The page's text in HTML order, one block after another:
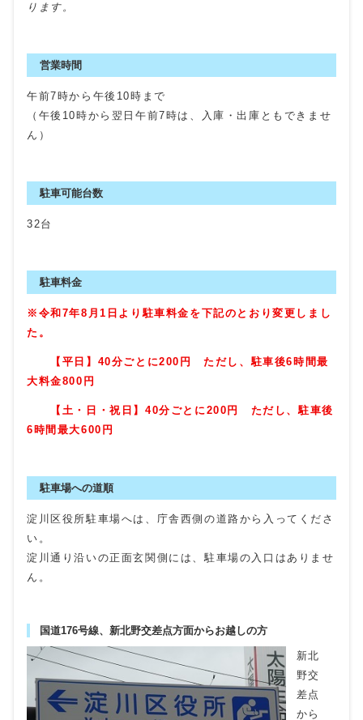
ります。
営業時間
午前7時から午後10時まで
（午後10時から翌日午前7時は、入庫・出庫ともできませ
ん）
駐車可能台数
32台
駐車料金
※令和7年8月1日より駐車料金を下記のとおり変更しまし
た。
【平日】40分ごとに200円 ただし、駐車後6時間最
大料金800円
【土・日・祝日】40分ごとに200円 ただし、駐車後
6時間最大600円
駐車場への道順
淀川区役所駐車場へは、庁舎西側の道路から入ってくださ
い。
淀川通り沿いの正面玄関側には、駐車場の入口はありませ
ん。
国道176号線、新北野交差点方面からお越しの方
新北
野交
差点
から